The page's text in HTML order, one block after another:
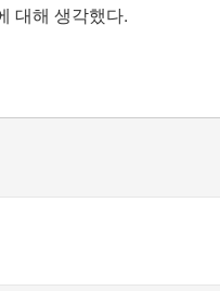
대해 생각했다.